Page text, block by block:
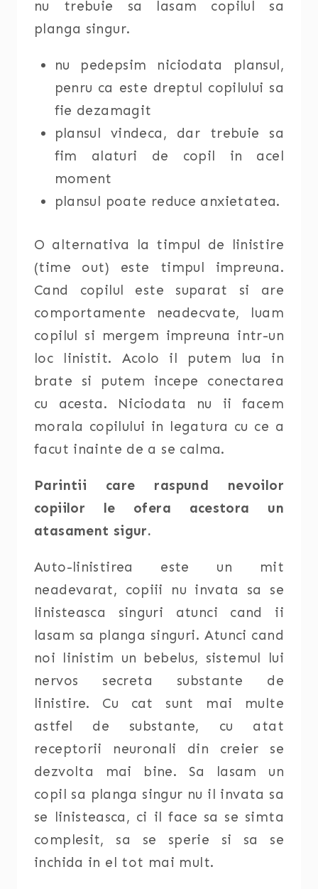
nu trebuie sa lasam copilul sa
planga singur.
nu pedepsim niciodata plansul,
penru ca este dreptul copilului sa
fie dezamagit
plansul vindeca, dar trebuie sa
fim alaturi de copil in acel
moment
plansul poate reduce anxietatea.
O alternativa la timpul de linistire
(time out) este timpul impreuna.
Cand copilul este suparat si are
comportamente neadecvate, luam
copilul si mergem impreuna intr-un
loc linistit. Acolo il putem lua in
brate si putem incepe conectarea
cu acesta. Niciodata nu ii facem
morala copilului in legatura cu ce a
facut inainte de a se calma.
Parintii care raspund nevoilor
copiilor le ofera acestora un
atasament sigur.
Auto-linistirea este un mit
neadevarat, copiii nu invata sa se
linisteasca singuri atunci cand ii
lasam sa planga singuri. Atunci cand
noi linistim un bebelus, sistemul lui
nervos secreta substante de
linistire. Cu cat sunt mai multe
astfel de substante, cu atat
receptorii neuronali din creier se
dezvolta mai bine. Sa lasam un
copil sa planga singur nu il invata sa
se linisteasca, ci il face sa se simta
complesit, sa se sperie si sa se
inchida in el tot mai mult.